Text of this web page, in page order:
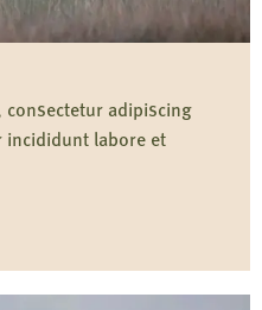
adipiscing
incididunt labore et